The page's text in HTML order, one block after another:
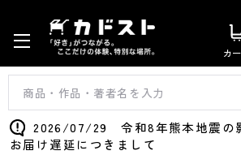
カ
2026/07/29 令和8年熊本地震の
お届け遅延につきまして